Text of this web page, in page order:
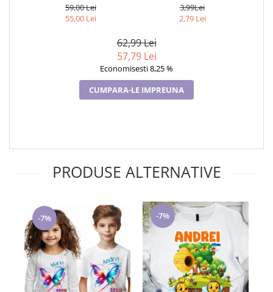
SCOALA SAU GRADINITA
ABS1068.59
59,00 Lei
55,00 Lei
3,99Lei
2,79 Lei
62,99 Lei
57,79 Lei
Economisesti 8,25 %
CUMPARA-LE IMPREUNA
PRODUSE ALTERNATIVE
-7% -7%